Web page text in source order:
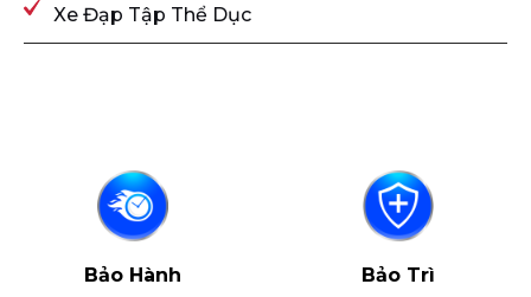
Xe Đạp Tập Thể Dục
Bảo Hành Bảo Trì